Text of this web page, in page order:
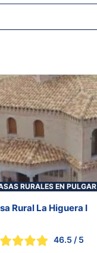
RURALES EN PULGAR
Rural La Higuera I
46.5 / 5